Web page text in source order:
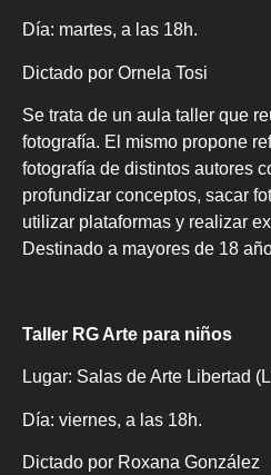
Día: martes, a las 18h.
Dictado por Ornela Tosi
Se trata de un aula taller que
fotografía. El mismo propone
fotografía de distintos autores
profundizar conceptos, sacar
utilizar plataformas y realizar
Destinado a mayores de 18
Taller RG Arte para niños
Lugar: Salas de Arte Libertad
Día: viernes, a las 18h.
Dictado por Roxana González